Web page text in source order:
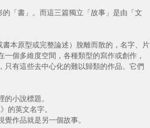
「書」。而這三篇獨立「故事」是由「文
本原型或完整論述）脫離而散的，名字、片
個多維度空間，各種類型的寫作或創作，
有這些去中心化的難以歸類的作品。它們
小說標題。
的英文名字。
作品就是另一個故事。